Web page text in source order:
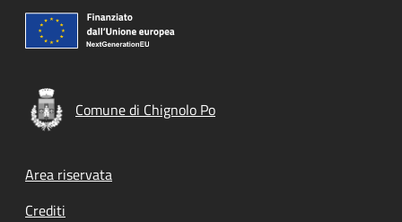
Comune di Chignolo Po
Footer menu
Area riservata
Crediti